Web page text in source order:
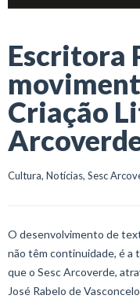
Escritora
Criação
Cultura, Notícias, Sesc
O desenvolvimento de
não têm continuidade, é a
que o Sesc Arcoverde,
José Rabelo de